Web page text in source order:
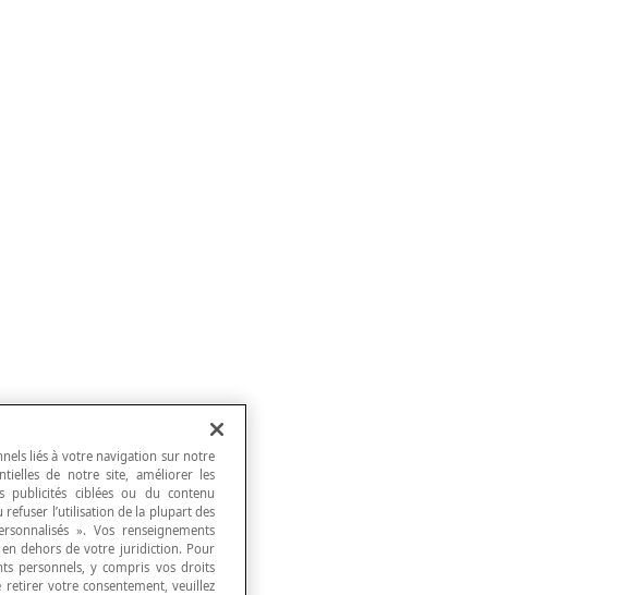
liés à votre navigation sur notre
de notre site, améliorer les
publicités ciblées ou du contenu
refuser l’utilisation de la plupart des
». Vos renseignements
dehors de votre juridiction. Pour
personnels, y compris vos droits
retirer votre consentement, veuillez